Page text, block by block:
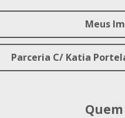
Meus
Parceria C/ Katia
Quem